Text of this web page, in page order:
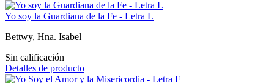
Yo soy la Guardiana de la Fe - Letra L
Bettwy, Hna. Isabel
Sin calificación
Detalles de producto